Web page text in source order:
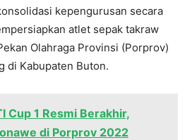
kepengurusan secara
atlet sepak takraw
Olahraga Provinsi (Porprov)
di Kabupaten Buton.
Cup 1 Resmi Berakhir,
di Porprov 2022